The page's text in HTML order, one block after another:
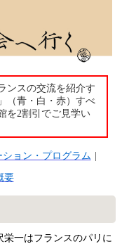
ンスの交流を紹介す
（青・白・赤）すべ
を2割引でご見学い
ション・プログラム |
要
一はフランスのパリに